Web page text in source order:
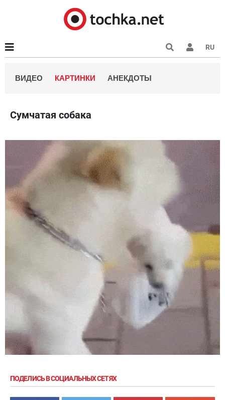
RU
ВИДЕО КАРТИНКИ АНЕКДОТЫ
Сумчатая собака
ПОДЕЛИСЬ В СОЦИАЛЬНЫХ СЕТЯХ